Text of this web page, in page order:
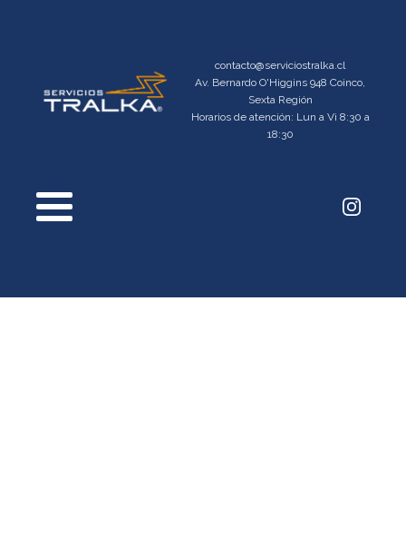
contacto@serviciostralka.cl
Av. Bernardo O'Higgins 948 Coinco,
Sexta Región
Horarios de atención: Lun a Vi 8:30 a
18:30